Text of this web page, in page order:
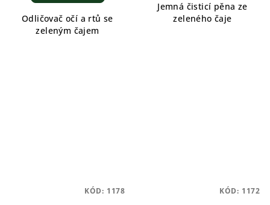
Odličovač očí a rtů se
zeleným čajem
Jemná čisticí pěna ze
zeleného čaje
KÓD: 1178 KÓD: 1172